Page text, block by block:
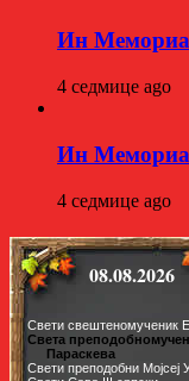
Ин
4 седмице ago
Ин
4 седмице ago